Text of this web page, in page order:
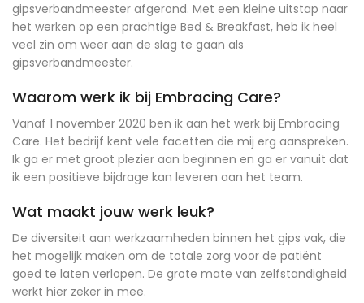
gipsverbandmeester afgerond. Met een kleine uitstap naar
het werken op een prachtige Bed & Breakfast, heb ik heel
veel zin om weer aan de slag te gaan als
gipsverbandmeester.
Waarom werk ik bij Embracing Care?
Vanaf 1 november 2020 ben ik aan het werk bij Embracing
Care. Het bedrijf kent vele facetten die mij erg aanspreken.
Ik ga er met groot plezier aan beginnen en ga er vanuit dat
ik een positieve bijdrage kan leveren aan het team.
Wat maakt jouw werk leuk?
De diversiteit aan werkzaamheden binnen het gips vak, die
het mogelijk maken om de totale zorg voor de patiënt
goed te laten verlopen. De grote mate van zelfstandigheid
werkt hier zeker in mee.